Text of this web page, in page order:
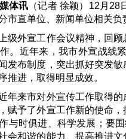
体讯 （记者 徐颖）12月
市直单位、新闻单位相关负
外宣工作会议精神，回顾
。近年来，我市外宣战线
发布制度，突出抓好突发
推进，取得明显成效。
来市对外宣传工作取得的
赋予了外宣工作新的使命
与时俱进、科学发展；要
会和谐的能力、提高推进